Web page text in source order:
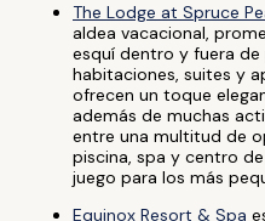
The Lodge at Spruce
aldea vacacional,
esquí dentro y fuera
habitaciones, suites y
ofrecen un toque
además de muchas
entre una multitud de
piscina, spa y centro
juego para los más
Equinox Resort & Spa